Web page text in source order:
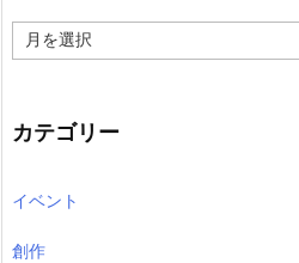
ー
ブ
カテゴリー
イベント
創作